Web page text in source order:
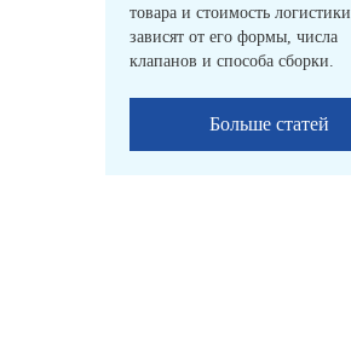
товара и стоимость логистики
зависят от его формы, числа
клапанов и способа сборки.
Больше статей